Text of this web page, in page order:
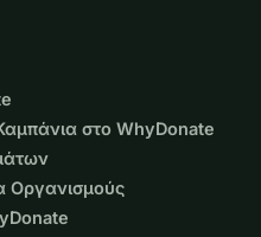
στο WhyDonate
Οργανισμούς